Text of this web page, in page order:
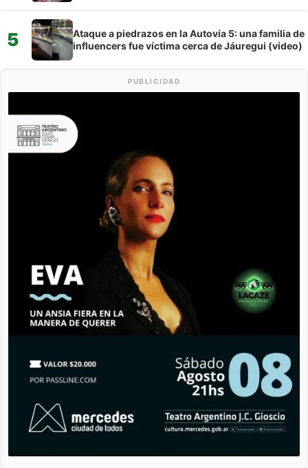
5
Ataque a piedrazos en la Autovía 5: una familia de
influencers fue víctima cerca de Jáuregui (video)
PUBLICIDAD